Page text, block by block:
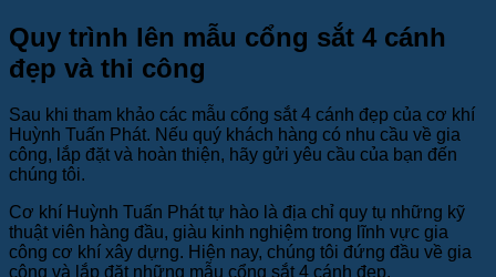
Quy trình lên mẫu cổng sắt 4 cánh
đẹp và thi công
Sau khi tham khảo các mẫu cổng sắt 4 cánh đẹp của cơ khí
Huỳnh Tuấn Phát. Nếu quý khách hàng có nhu cầu về gia
công, lắp đặt và hoàn thiện, hãy gửi yêu cầu của bạn đến
chúng tôi.
Cơ khí Huỳnh Tuấn Phát tự hào là địa chỉ quy tụ những kỹ
thuật viên hàng đầu, giàu kinh nghiệm trong lĩnh vực gia
công cơ khí xây dựng. Hiện nay, chúng tôi đứng đầu về gia
công và lắp đặt những mẫu cổng sắt 4 cánh đẹp.